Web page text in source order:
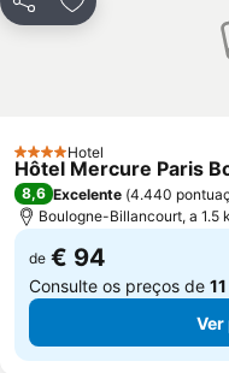
PartilharAdicionar aos
4 Estrelas
Hotel
Hôtel Mercure Paris
8,6 Excelente (4.440
Boulogne-Billancourt, a 1.5
de € 94
Consulte os preços de
Ver